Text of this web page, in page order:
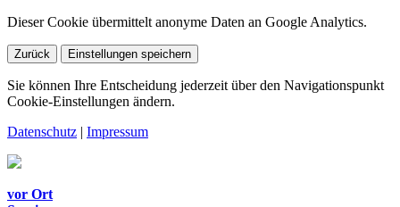
Dieser Cookie übermittelt anonyme Daten an Google Analytics.
Zurück Einstellungen speichern
Sie können Ihre Entscheidung jederzeit über den Navigationspunkt
Cookie-Einstellungen ändern.
Datenschutz | Impressum
vor Ort